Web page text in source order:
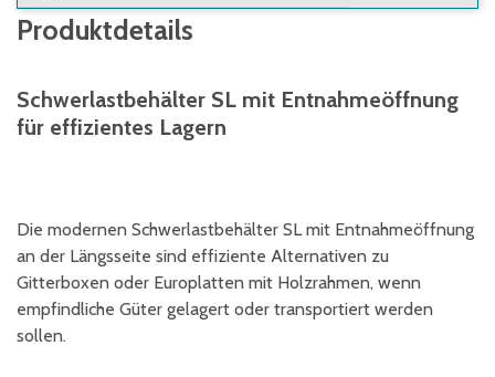
Produktdetails
Schwerlastbehälter SL mit Entnahmeöffnung
für effizientes Lagern
Die modernen Schwerlastbehälter SL mit Entnahmeöffnung
an der Längsseite sind effiziente Alternativen zu
Gitterboxen oder Europlatten mit Holzrahmen, wenn
empfindliche Güter gelagert oder transportiert werden
sollen.